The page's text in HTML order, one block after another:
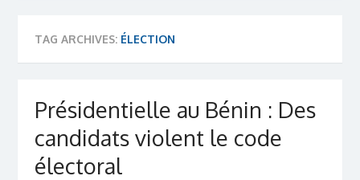
TAG ARCHIVES: ÉLECTION
Présidentielle au Bénin : Des
candidats violent le code
électoral